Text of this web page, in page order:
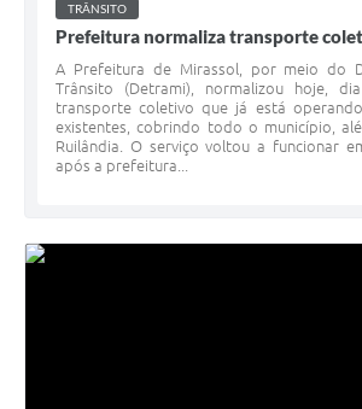
TRÂNSITO
Prefeitura normaliza transporte
A Prefeitura de Mirassol, por meio do
Trânsito (Detrami), normalizou hoje,
transporte coletivo que já está
existentes, cobrindo todo o município,
Ruilândia. O serviço voltou a funcionar
após a prefeitura...